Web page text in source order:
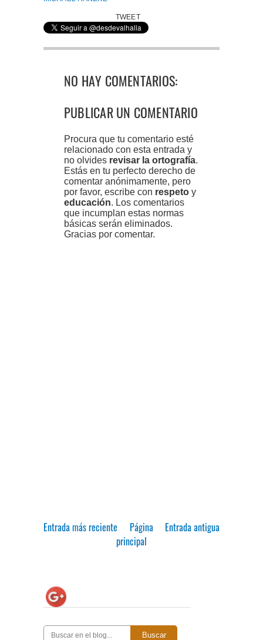
TWEET
NO HAY COMENTARIOS:
PUBLICAR UN COMENTARIO
Procura que tu comentario esté
relacionado con esta entrada y
no olvides revisar la ortografía.
Estás en tu perfecto derecho de
comentar anónimamente, pero
por favor, escribe con respeto y
educación. Los comentarios
que incumplan estas normas
básicas serán eliminados.
Gracias por comentar.
Entrada más reciente Entrada antigua
Página
principal
Buscar